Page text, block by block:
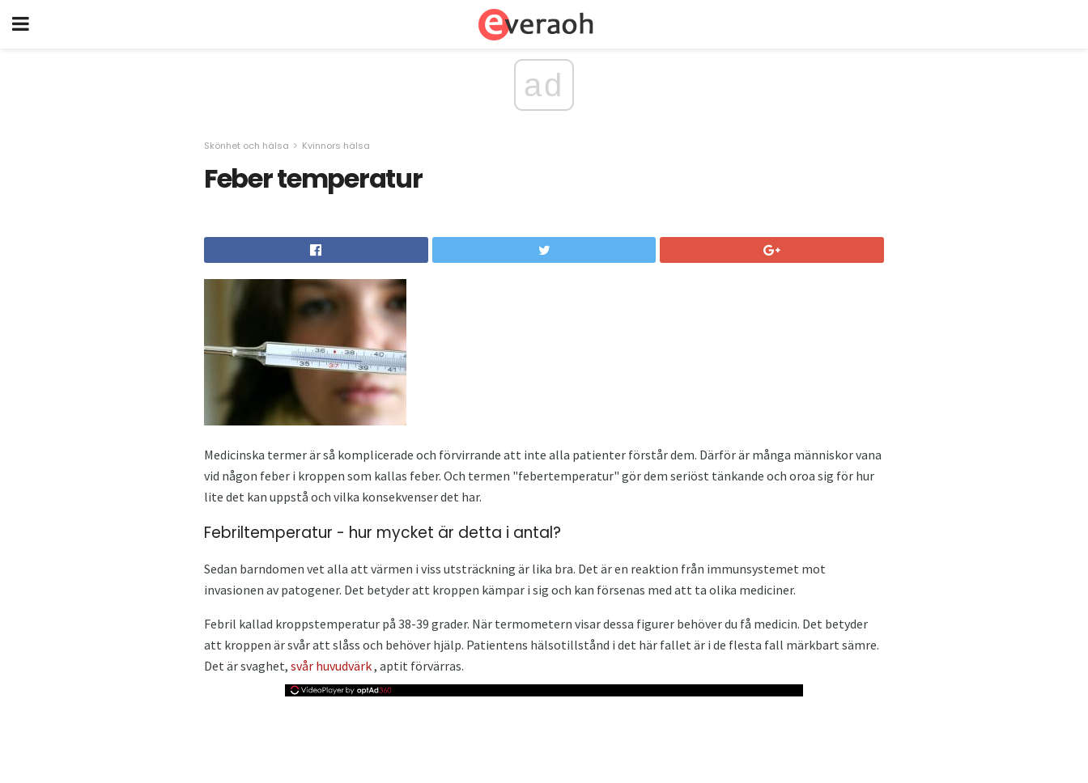
ad
Skönhet och hälsa Kvinnors hälsa
Feber temperatur
Medicinska termer är så komplicerade och förvirrande att inte alla patienter förstår dem. Därför är många människor vana
vid någon feber i kroppen som kallas feber. Och termen "febertemperatur" gör dem seriöst tänkande och oroa sig för hur
lite det kan uppstå och vilka konsekvenser det har.
Febriltemperatur - hur mycket är detta i antal?
Sedan barndomen vet alla att värmen i viss utsträckning är lika bra. Det är en reaktion från immunsystemet mot
invasionen av patogener. Det betyder att kroppen kämpar i sig och kan försenas med att ta olika mediciner.
Febril kallad kroppstemperatur på 38-39 grader. När termometern visar dessa figurer behöver du få medicin. Det betyder
att kroppen är svår att slåss och behöver hjälp. Patientens hälsotillstånd i det här fallet är i de flesta fall märkbart sämre.
Det är svaghet, svår huvudvärk, aptit förvärras.